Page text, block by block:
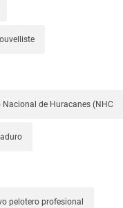
de Huracanes (NHC
pelotero profesional